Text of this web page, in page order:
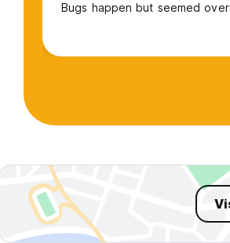
Bugs happen but seemed
I’d walk around at night, only
constant security guard. But
requests because they acted